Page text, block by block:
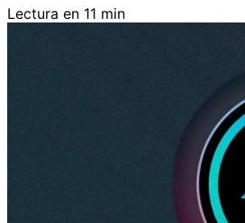
Lectura en 11 min